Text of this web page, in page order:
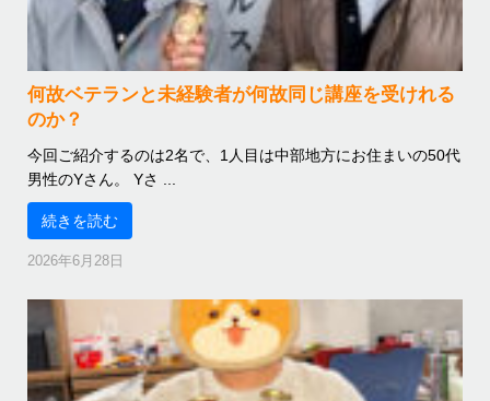
何故ベテランと未経験者が何故同じ講座を受けれる
のか？
今回ご紹介するのは2名で、1人目は中部地方にお住まいの50代
男性のYさん。 Yさ ...
続きを読む
2026年6月28日